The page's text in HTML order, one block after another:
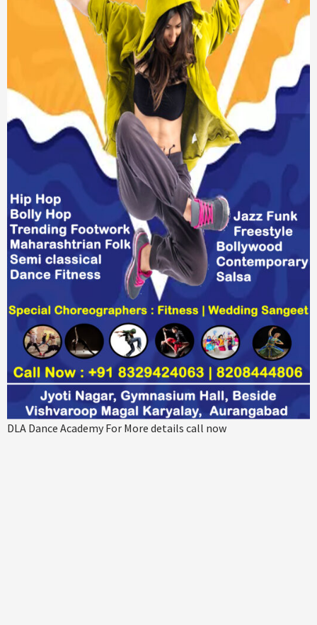
DLA Dance Academy For More details call now